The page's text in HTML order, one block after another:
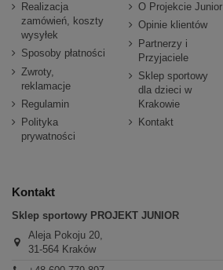
Realizacja
zamówień, koszty
wysyłek
Sposoby płatności
Zwroty,
reklamacje
Regulamin
Polityka
prywatności
O Projekcie Junior
Opinie klientów
Partnerzy i
Przyjaciele
Sklep sportowy
dla dzieci w
Krakowie
Kontakt
Kontakt
Sklep sportowy PROJEKT JUNIOR
Aleja Pokoju 20,
31-564 Kraków